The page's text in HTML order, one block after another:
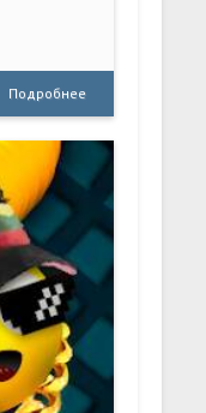
Подробнее